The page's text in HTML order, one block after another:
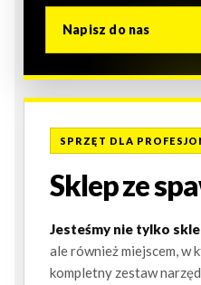
Napisz do nas
SPRZĘT DLA
Sklep ze
Jesteśmy nie tylko
ale również miejscem, w
kompletny zestaw